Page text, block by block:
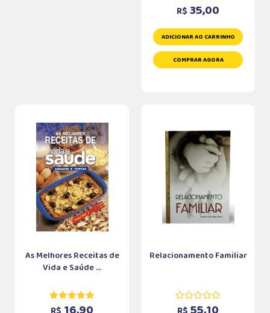
R$ 35,00
ADICIONAR AO CARRINHO
COMPRAR AGORA
As Melhores Receitas de
Vida e Saúde ...
Relacionamento Familiar